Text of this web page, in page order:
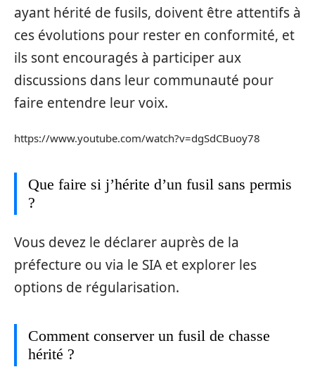
ayant hérité de fusils, doivent être attentifs à
ces évolutions pour rester en conformité, et
ils sont encouragés à participer aux
discussions dans leur communauté pour
faire entendre leur voix.
https://www.youtube.com/watch?v=dgSdCBuoy78
Que faire si j’hérite d’un fusil sans permis
?
Vous devez le déclarer auprès de la
préfecture ou via le SIA et explorer les
options de régularisation.
Comment conserver un fusil de chasse
hérité ?